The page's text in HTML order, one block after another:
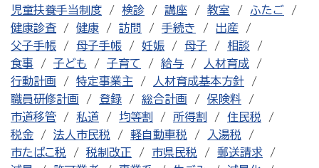
児童扶養手当制度
検診 講座 教室
ふたご
健康診査
健康 訪問 手続き
出産
父子手帳
母子手帳 妊娠 母子
相談
食事
子ども 子育て 給与
人材育成
行動計画
特定事業主
人材育成基本方針
職員研修計画
登録 総合計画
保険料
市道移管
私道 均等割 所得割
住民税
税金
法人市民税 軽自動車税
入湯税
市たばこ税
税制改正 市県民税
郵送請求